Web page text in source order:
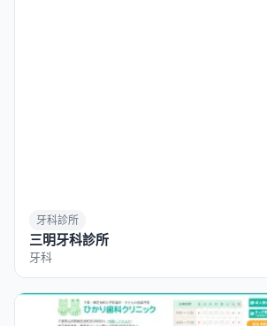
牙科診所
三明牙科診所
牙科